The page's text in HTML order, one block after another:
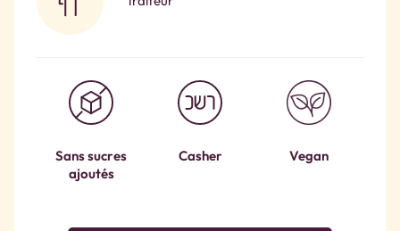
Sans sucres
ajoutés
Casher Vegan